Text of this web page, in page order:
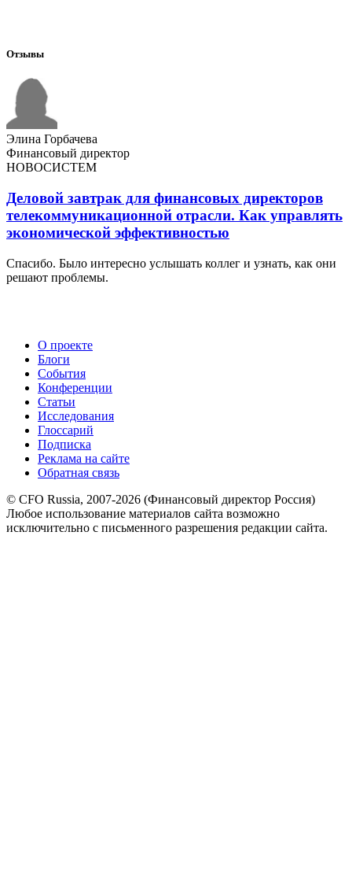
Отзывы
Элина Горбачева
Финансовый директор
НОВОСИСТЕМ
Деловой завтрак для финансовых директоров
телекоммуникационной отрасли. Как управлять
экономической эффективностью
Спасибо. Было интересно услышать коллег и узнать, как они
решают проблемы.
О проекте
Блоги
События
Конференции
Статьи
Исследования
Глоссарий
Подписка
Реклама на сайте
Обратная связь
© CFO Russia, 2007-2026 (Финансовый директор Россия)
Любое использование материалов сайта возможно
исключительно с письменного разрешения редакции сайта.